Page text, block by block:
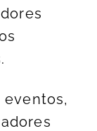
eventos,